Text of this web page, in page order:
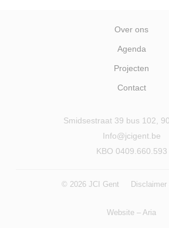
Over ons
Agenda
Projecten
Contact
Smidsestraat 39 bus 102,
Info@jcigent.be
KBO 0409.660.593
© 2026 JCI Gent
Website – Aria